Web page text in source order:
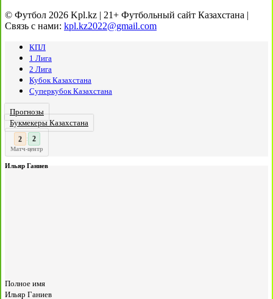
© Футбол 2026 Kpl.kz | 21+ Футбольный сайт Казахстана |
Связь с нами: kpl.kz2022@gmail.com
КПЛ
1 Лига
2 Лига
Кубок Казахстана
Суперкубок Казахстана
Прогнозы
Букмекеры Казахстана
: 2
Матч-центр
Ильяр Ганиев
Полное имя
Ильяр Ганиев